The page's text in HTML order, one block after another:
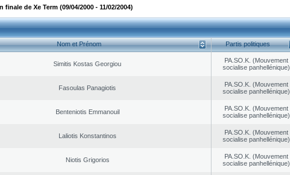
de Xe Term (09/04/2000 - 11/02/2004)
Nom et Prénom Partis politiques
Simitis Kostas Georgiou
PA.SO.K. (Mouvement
socialise panhellénique)
Fasoulas Panagiotis
PA.SO.K. (Mouvement
socialise panhellénique)
Benteniotis Emmanouil
PA.SO.K. (Mouvement
socialise panhellénique)
Laliotis Konstantinos
PA.SO.K. (Mouvement
socialise panhellénique)
Niotis Grigorios
PA.SO.K. (Mouvement
socialise panhellénique)